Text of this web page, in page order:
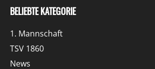
BELIEBTE KATEGORIE
1. Mannschaft
TSV 1860
News